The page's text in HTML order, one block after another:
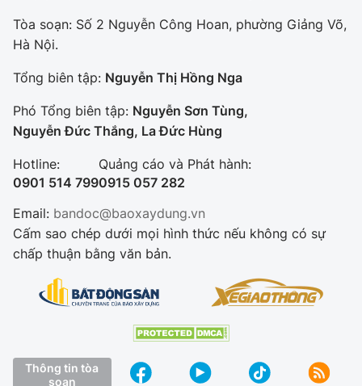
Tòa soạn: Số 2 Nguyễn Công Hoan, phường Giảng Võ,
Hà Nội.
Tổng biên tập: Nguyễn Thị Hồng Nga
Phó Tổng biên tập: Nguyễn Sơn Tùng,
Nguyễn Đức Thắng, La Đức Hùng
Hotline:
0901 514 799
Quảng cáo và Phát hành:
0915 057 282
Email: bandoc@baoxaydung.vn
Cấm sao chép dưới mọi hình thức nếu không có sự
chấp thuận bằng văn bản.
Thông tin tòa
soạn